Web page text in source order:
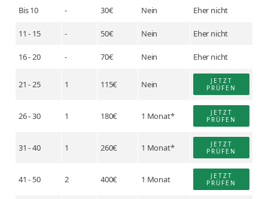
Bis 10 - 30€ Nein Eher nicht
11 - 15 - 50€ Nein Eher nicht
16 - 20 - 70€ Nein Eher nicht
21 - 25 1 115€ Nein
JETZT
PRÜFEN
26 - 30 1 180€ 1 Monat*
JETZT
PRÜFEN
31 - 40 1 260€ 1 Monat*
JETZT
PRÜFEN
41 - 50 2 400€ 1 Monat
JETZT
PRÜFEN